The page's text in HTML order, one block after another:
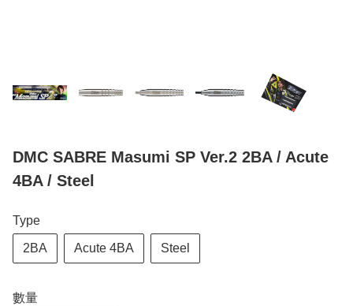
DMC SABRE Masumi SP Ver.2 2BA / Acute
4BA / Steel
Type
2BA Acute 4BA Steel
數量